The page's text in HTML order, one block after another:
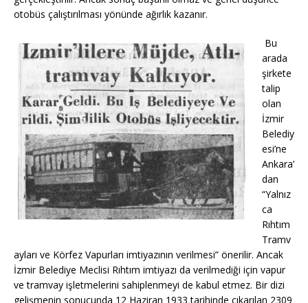
otobüs çalıştırılması yönünde ağırlık kazanır.
Bu
arada
şirkete
talip
olan
İzmir
Belediy
esi’ne
Ankara’
dan
“Yalnız
ca
Rıhtım
Tramv
ayları ve Körfez Vapurları imtiyazının verilmesi” önerilir. Ancak
İzmir Belediye Meclisi Rıhtım imtiyazı da verilmediği için vapur
ve tramvay işletmelerini sahiplenmeyi de kabul etmez. Bir dizi
gelişmenin sonucunda 12 Haziran 1933 tarihinde çıkarılan 2309